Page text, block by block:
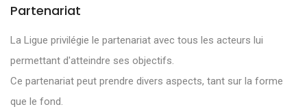
Partenariat
La Ligue privilégie le partenariat avec tous les acteurs lui
permettant d'atteindre ses objectifs.
Ce partenariat peut prendre divers aspects, tant sur la forme
que le fond.